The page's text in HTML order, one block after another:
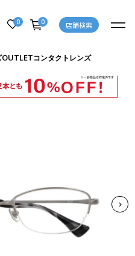
0 0 店舗検索
OUTLETコンタクトレンズ
商品詳細ページへ